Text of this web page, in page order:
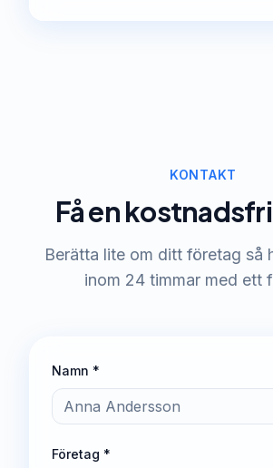
KONTAKT
Få en
Berätta lite om ditt företag så
inom 24 timmar med ett
Namn *
Företag *